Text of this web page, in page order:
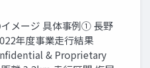
メージ 具体事例① 長野
年度事業走行結果
& Proprietary